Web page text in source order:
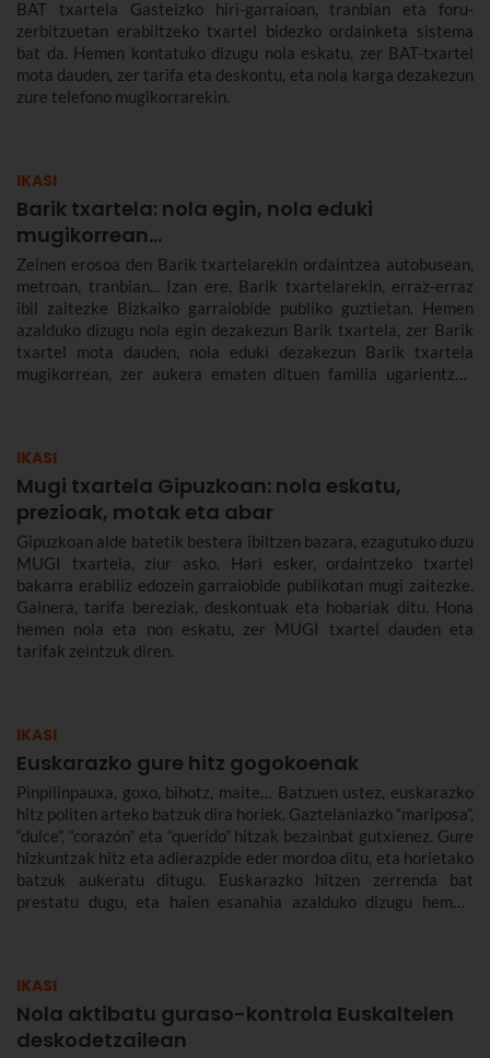
BAT txartela Gasteizko hiri-garraioan, tranbian eta foru-
zerbitzuetan erabiltzeko txartel bidezko ordainketa sistema
bat da. Hemen kontatuko dizugu nola eskatu, zer BAT-txartel
mota dauden, zer tarifa eta deskontu, eta nola karga dezakezun
zure telefono mugikorrarekin.
IKASI
Barik txartela: nola egin, nola eduki
mugikorrean...
Zeinen erosoa den Barik txartelarekin ordaintzea autobusean,
metroan, tranbian... Izan ere, Barik txartelarekin, erraz-erraz
ibil zaitezke Bizkaiko garraiobide publiko guztietan. Hemen
azalduko dizugu nola egin dezakezun Barik txartela, zer Barik
txartel mota dauden, nola eduki dezakezun Barik txartela
mugikorrean, zer aukera ematen dituen familia ugarientzat,
IKASI
Mugi txartela Gipuzkoan: nola eskatu,
prezioak, motak eta abar
Gipuzkoan alde batetik bestera ibiltzen bazara, ezagutuko duzu
MUGI txartela, ziur asko. Hari esker, ordaintzeko txartel
bakarra erabiliz edozein garraiobide publikotan mugi zaitezke.
Gainera, tarifa bereziak, deskontuak eta hobariak ditu. Hona
hemen nola eta non eskatu, zer MUGI txartel dauden eta
tarifak zeintzuk diren.
IKASI
Euskarazko gure hitz gogokoenak
Pinpilinpauxa, goxo, bihotz, maite… Batzuen ustez, euskarazko
hitz politen arteko batzuk dira horiek. Gaztelaniazko “mariposa”,
“dulce”, “corazón” eta “querido” hitzak bezainbat gutxienez. Gure
hizkuntzak hitz eta adierazpide eder mordoa ditu, eta horietako
batzuk aukeratu ditugu. Euskarazko hitzen zerrenda bat
prestatu dugu, eta haien esanahia azalduko dizugu hemen.
IKASI
Nola aktibatu guraso-kontrola Euskaltelen
deskodetzailean